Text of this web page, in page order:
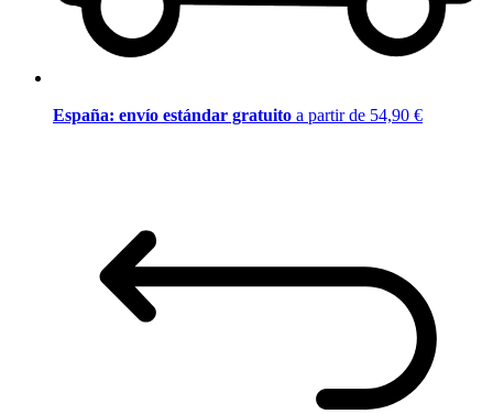
España: envío estándar gratuito a partir de 54,90 €